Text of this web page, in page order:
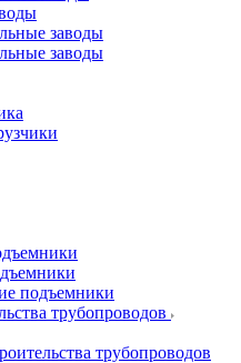
заводы
заводы
подъемники
трубопроводов
трубопроводов